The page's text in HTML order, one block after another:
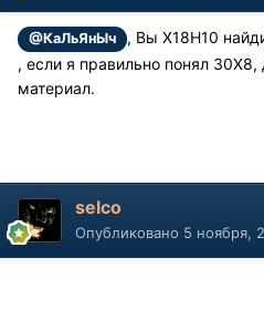
@КаЛьЯнЫч
, Вы Х18Н10
, если я правильно понял
материал.
selco
Опубликовано 5 ноября,